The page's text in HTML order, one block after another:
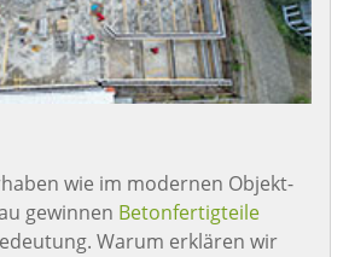
wie im modernen Objekt-
gewinnen Betonfertigteile
Warum erklären wir